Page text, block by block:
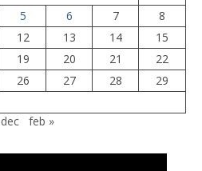
5 6 7
8
12 13 14
15
19 20 21
22
26 27 28
29
feb »